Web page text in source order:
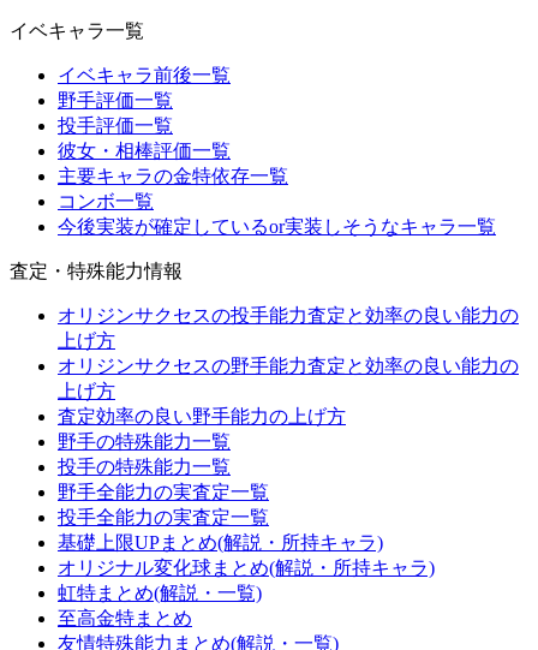
イベキャラ一覧
イベキャラ前後一覧
野手評価一覧
投手評価一覧
彼女・相棒評価一覧
主要キャラの金特依存一覧
コンボ一覧
今後実装が確定しているor実装しそうなキャラ一覧
査定・特殊能力情報
オリジンサクセスの投手能力査定と効率の良い能力の
上げ方
オリジンサクセスの野手能力査定と効率の良い能力の
上げ方
査定効率の良い野手能力の上げ方
野手の特殊能力一覧
投手の特殊能力一覧
野手全能力の実査定一覧
投手全能力の実査定一覧
基礎上限UPまとめ(解説・所持キャラ)
オリジナル変化球まとめ(解説・所持キャラ)
虹特まとめ(解説・一覧)
至高金特まとめ
友情特殊能力まとめ(解説・一覧)